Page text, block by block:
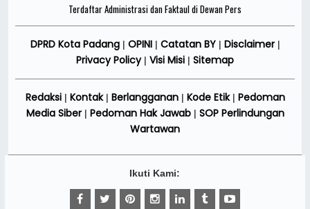
Terdaftar Administrasi dan Faktaul di Dewan Pers
DPRD Kota Padang| OPINI| Catatan BY| Disclaimer|
Privacy Policy| Visi Misi | Sitemap
Redaksi| Kontak| Berlangganan| Kode Etik| Pedoman
Media Siber| Pedoman Hak Jawab| SOP Perlindungan
Wartawan
Ikuti Kami: